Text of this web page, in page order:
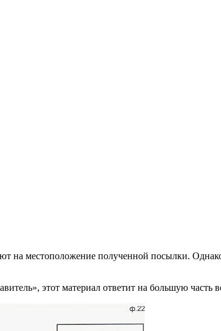
на местоположение полученной посылки.
этот материал ответит на большую часть